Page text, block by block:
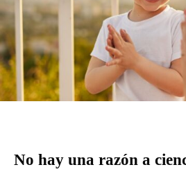
No hay una razón a